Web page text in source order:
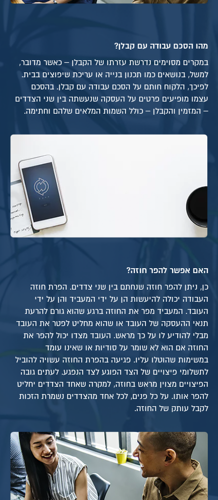
מהו הסכם עבודה עם קבלן?
במקרים מסוימים נדרשת עזרתו של הקבלן – כאשר מדובר,
למשל, בנושאים כמו תכנון בנייה או עריכת שיפוצים בבית.
לפיכך, הלקוח חותם על הסכם עבודה עם קבלן. בהסכם
עצמו מופיעים פרטים על העסקה שנעשתה בין שני הצדדים
– המזמין והקבלן – כולל השמות המלאים שלהם וחתימה.
האם אפשר להפר חוזה?
כן, ניתן להפר חוזה שנחתם בין שני צדדים. הפרת חוזה
העבודה יכולה להיעשות הן על ידי המעביד והן על ידי
העובד. המעביד מפר את החוזה ברגע שהוא גורם להרעת
תנאי ההעסקה של העובד או שהוא מחליט לפטר את העובד
מבלי להודיע לו על כך מראש. העובד מצדו יכול להפר את
החוזה אם הוא לא שומר על סודיות או שאינו עומד
במשימות שהוטלו עליו. פגיעה בהפרת החוזה עשויה להוביל
לתשלומי פיצויים של הצד הפוגע לצד הנפגע. לעתים גובה
הפיצויים מצוין מראש בחוזה, למקרה שאחד הצדדים יחליט
להפר אותו. על כל פנים, לכל אחד מהצדדים נשמרת הזכות
לקבל עותק של החוזה.